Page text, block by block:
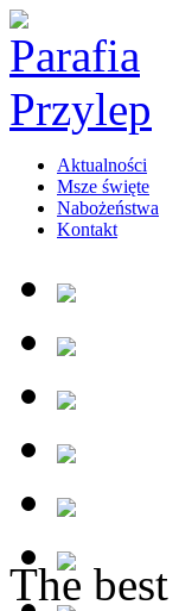
Aktualności
Msze święte
Nabożeństwa
Kontakt
The best